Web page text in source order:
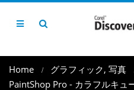
Home グラフィック, 写真
PaintShop Pro - カラフルキュ